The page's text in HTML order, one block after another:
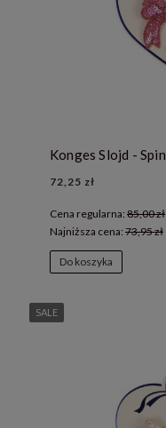
72,25 zł
Cena regularna: 85,00 zł
Najniższa cena: 73,95 zł
Do koszyka
SALE